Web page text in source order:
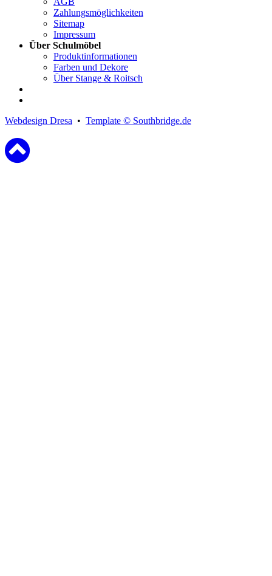
Zahlungsmöglichkeiten
Sitemap
Impressum
Über Schulmöbel
Produktinformationen
Farben und Dekore
Über Stange & Roitsch
Webdesign Dresa • Template © Southbridge.de